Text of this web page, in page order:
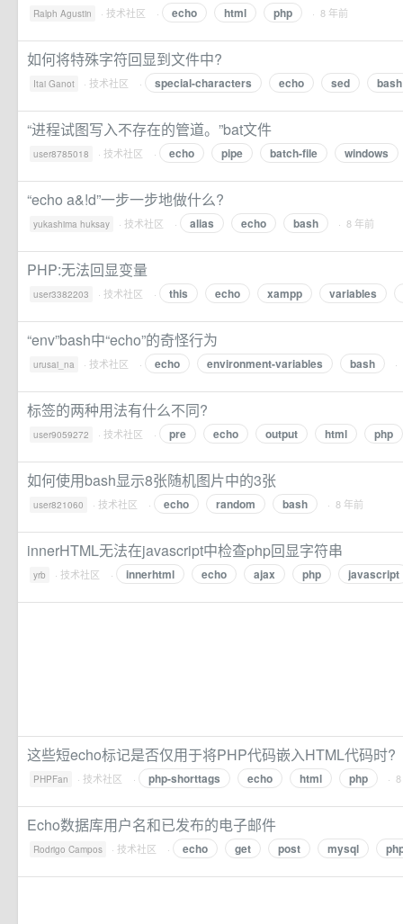
Ralph Agustin · 技术社区 · echo html php · 8 年前
如何将特殊字符回显到文件中?
Itai Ganot · 技术社区 · special-characters echo sed bash
“进程试图写入不存在的管道。”bat文件
user8785018 · 技术社区 · echo pipe batch-file windows
“echo a&!d”一步一步地做什么?
yukashima huksay · 技术社区 · alias echo bash · 8 年前
PHP:无法回显变量
user3382203 · 技术社区 · this echo xampp variables
“env”bash中“echo”的奇怪行为
urusai_na · 技术社区 · echo environment-variables bash
标签的两种用法有什么不同?
user9059272 · 技术社区 · pre echo output html php
如何使用bash显示8张随机图片中的3张
user821060 · 技术社区 · echo random bash · 8 年前
innerHTML无法在javascript中检查php回显字符串
yrb · 技术社区 · innerhtml echo ajax php javascript
这些短echo标记是否仅用于将PHP代码嵌入HTML代码时?
PHPFan · 技术社区 · php-shorttags echo html php ·
Echo数据库用户名和已发布的电子邮件
Rodrigo Campos · 技术社区 · echo get post mysql